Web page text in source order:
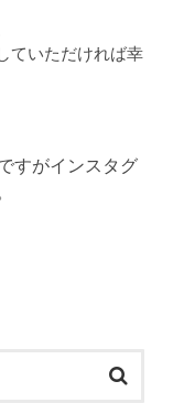
ていただければ幸
すがインスタグ